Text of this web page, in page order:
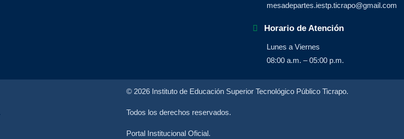
mesadepartes.iestp.ticrapo@gmail.com
Horario de Atención
Lunes a Viernes
08:00 a.m. – 05:00 p.m.
© 2026 Instituto de Educación Superior Tecnológico Público Ticrapo.
Todos los derechos reservados.
Portal Institucional Oficial.